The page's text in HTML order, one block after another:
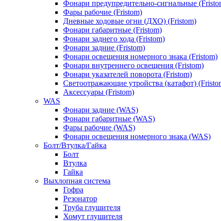
Фонари предупредительно-сигнальные
Фары рабочие (Fristom)
Дневные ходовые огни (ДХО) (Fristom)
Фонари габаритные (Fristom)
Фонари заднего хода (Fristom)
Фонари задние (Fristom)
Фонари освещения номерного знака (Fristom)
Фонари внутреннего освещения (Fristom)
Фонари указателей поворота (Fristom)
Светоотражающие утройства (катафот)
Аксессуары (Fristom)
WAS
Фонари задние (WAS)
Фонари габаритные (WAS)
Фары рабочие (WAS)
Фонари освещения номерного знака (WAS)
Болт/Втулка/Гайка
Болт
Втулка
Гайка
Выхлопная система
Гофра
Резонатор
Труба глушителя
Хомут глушителя